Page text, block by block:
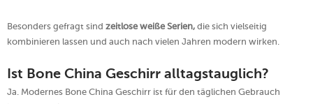
Besonders gefragt sind zeitlose weiße Serien, die sich vielseitig
kombinieren lassen und auch nach vielen Jahren modern wirken.
Ist Bone China Geschirr alltagstauglich?
Ja. Modernes Bone China Geschirr ist für den täglichen Gebrauch